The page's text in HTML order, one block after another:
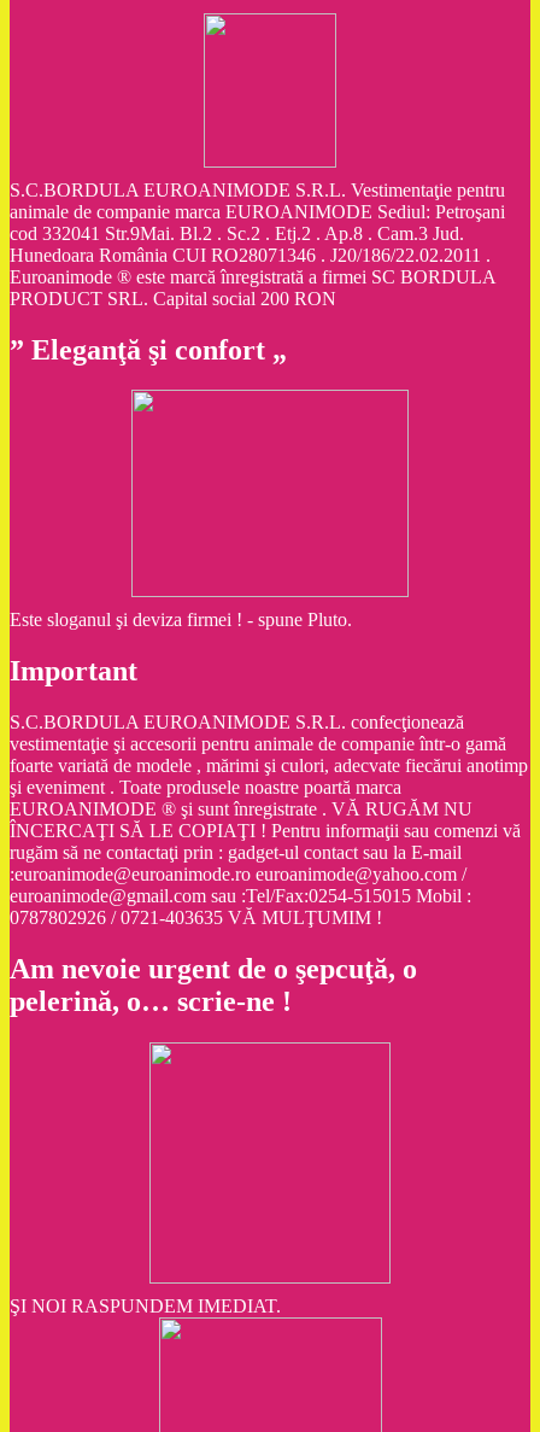
S.C.BORDULA EUROANIMODE S.R.L. Vestimentaţie pentru
animale de companie marca EUROANIMODE Sediul: Petroşani
cod 332041 Str.9Mai. Bl.2 . Sc.2 . Etj.2 . Ap.8 . Cam.3 Jud.
Hunedoara România CUI RO28071346 . J20/186/22.02.2011 .
Euroanimode ® este marcă înregistrată a firmei SC BORDULA
PRODUCT SRL. Capital social 200 RON
” Eleganţă şi confort „
Este sloganul şi deviza firmei ! - spune Pluto.
Important
S.C.BORDULA EUROANIMODE S.R.L. confecţionează
vestimentaţie şi accesorii pentru animale de companie într-o gamă
foarte variată de modele , mărimi şi culori, adecvate fiecărui anotimp
şi eveniment . Toate produsele noastre poartă marca
EUROANIMODE ® şi sunt înregistrate . VĂ RUGĂM NU
ÎNCERCAŢI SĂ LE COPIAŢI ! Pentru informaţii sau comenzi vă
rugăm să ne contactaţi prin : gadget-ul contact sau la E-mail
:euroanimode@euroanimode.ro euroanimode@yahoo.com /
euroanimode@gmail.com sau :Tel/Fax:0254-515015 Mobil :
0787802926 / 0721-403635 VĂ MULŢUMIM !
Am nevoie urgent de o şepcuţă, o
pelerină, o… scrie-ne !
ŞI NOI RASPUNDEM IMEDIAT.